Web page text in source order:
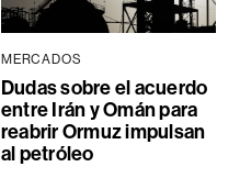
MERCADOS
Dudas sobre el acuerdo
entre Irán y Omán para
reabrir Ormuz impulsan
al petróleo